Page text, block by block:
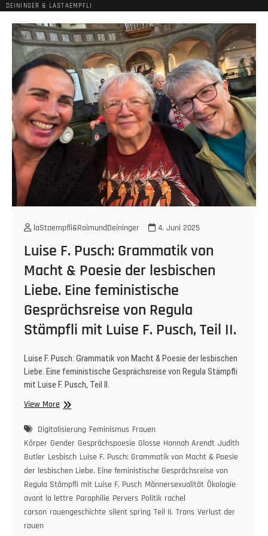
DEININGER & LASTAEMPFLI
laStaempfli&RaimundDeininger 4. Juni 2025
Luise F. Pusch: Grammatik von
Macht & Poesie der lesbischen
Liebe. Eine feministische
Gesprächsreise von Regula
Stämpfli mit Luise F. Pusch, Teil II.
Luise F. Pusch: Grammatik von Macht & Poesie der lesbischen
Liebe. Eine feministische Gesprächsreise von Regula Stämpfli
mit Luise F. Pusch, Teil II.
View MoreLuise
Pusch:
Grammatik
von
Macht
&
Poesie
der
lesbischen
Digitalisierung Feminismus Frauen
Körper Gender Gesprächspoesie Glosse Hannah Arendt Judith
Butler Lesbisch Luise F. Pusch: Grammatik von Macht & Poesie
der lesbischen Liebe. Eine feministische Gesprächsreise von
Regula Stämpfli mit Luise F. Pusch Männersexualität Ökologie
avant la lettre Paraphilie Pervers Politik rachel
carson rauengeschichte silent spring Teil II. Trans Verlust der
rauen